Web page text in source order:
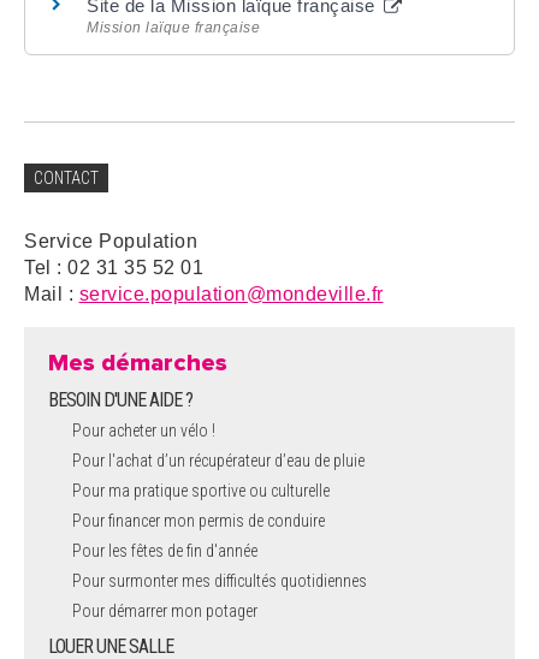
Site de la Mission laïque française
Mission laïque française
CONTACT
Service Population
Tel : 02 31 35 52 01
Mail : service.population@mondeville.fr
Mes démarches
BESOIN D'UNE AIDE ?
Pour acheter un vélo !
Pour l'achat d’un récupérateur d’eau de pluie
Pour ma pratique sportive ou culturelle
Pour financer mon permis de conduire
Pour les fêtes de fin d'année
Pour surmonter mes difficultés quotidiennes
Pour démarrer mon potager
LOUER UNE SALLE